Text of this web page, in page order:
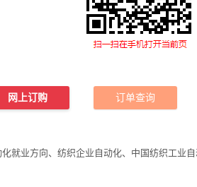
网上订购 订单查询
就业方向、纺织企业自动化、中国纺织工业